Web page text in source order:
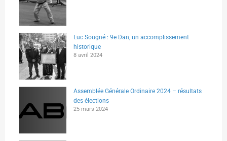
Luc Sougné : 9e Dan, un accomplissement
historique
8 avril 2024
Assemblée Générale Ordinaire 2024 – résultats
des élections
25 mars 2024